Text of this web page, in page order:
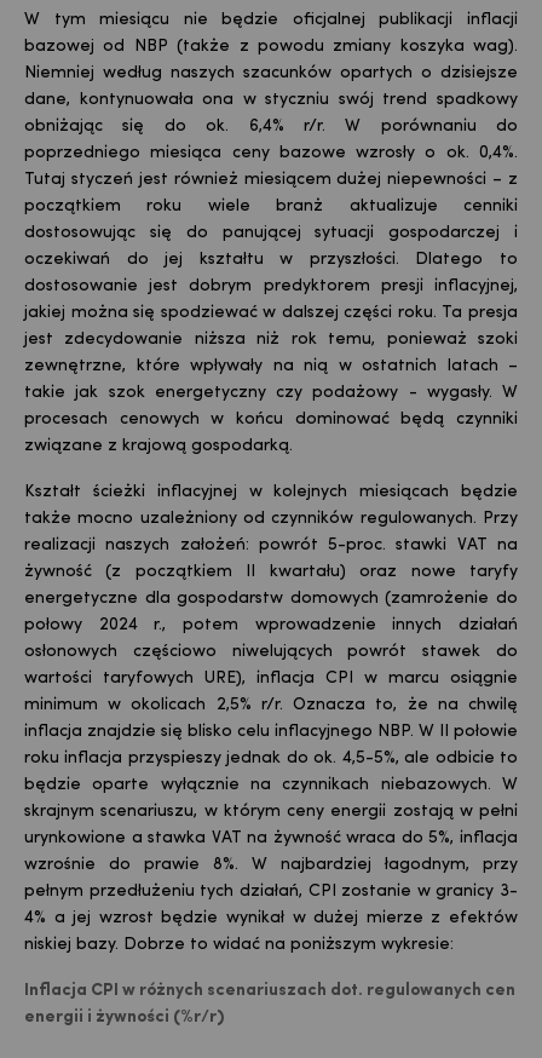
W tym miesiącu nie będzie oficjalnej publikacji inflacji
bazowej od NBP (także z powodu zmiany koszyka wag).
Niemniej według naszych szacunków opartych o dzisiejsze
dane, kontynuowała ona w styczniu swój trend spadkowy
obniżając się do ok. 6,4% r/r. W porównaniu do
poprzedniego miesiąca ceny bazowe wzrosły o ok. 0,4%.
Tutaj styczeń jest również miesiącem dużej niepewności – z
początkiem roku wiele branż aktualizuje cenniki
dostosowując się do panującej sytuacji gospodarczej i
oczekiwań do jej kształtu w przyszłości. Dlatego to
dostosowanie jest dobrym predyktorem presji inflacyjnej,
jakiej można się spodziewać w dalszej części roku. Ta presja
jest zdecydowanie niższa niż rok temu, ponieważ szoki
zewnętrzne, które wpływały na nią w ostatnich latach –
takie jak szok energetyczny czy podażowy - wygasły. W
procesach cenowych w końcu dominować będą czynniki
związane z krajową gospodarką.
Kształt ścieżki inflacyjnej w kolejnych miesiącach będzie
także mocno uzależniony od czynników regulowanych. Przy
realizacji naszych założeń: powrót 5-proc. stawki VAT na
żywność (z początkiem II kwartału) oraz nowe taryfy
energetyczne dla gospodarstw domowych (zamrożenie do
połowy 2024 r., potem wprowadzenie innych działań
osłonowych częściowo niwelujących powrót stawek do
wartości taryfowych URE), inflacja CPI w marcu osiągnie
minimum w okolicach 2,5% r/r. Oznacza to, że na chwilę
inflacja znajdzie się blisko celu inflacyjnego NBP. W II połowie
roku inflacja przyspieszy jednak do ok. 4,5-5%, ale odbicie to
będzie oparte wyłącznie na czynnikach niebazowych. W
skrajnym scenariuszu, w którym ceny energii zostają w pełni
urynkowione a stawka VAT na żywność wraca do 5%, inflacja
wzrośnie do prawie 8%. W najbardziej łagodnym, przy
pełnym przedłużeniu tych działań, CPI zostanie w granicy 3-
4% a jej wzrost będzie wynikał w dużej mierze z efektów
niskiej bazy. Dobrze to widać na poniższym wykresie:
Inflacja CPI w różnych scenariuszach dot. regulowanych cen
energii i żywności (%r/r)